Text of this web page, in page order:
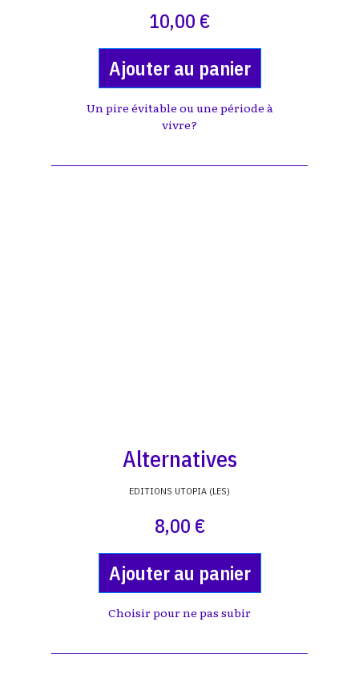
10,00 €
Ajouter au panier
Un pire évitable ou une période à
vivre?
Alternatives
EDITIONS UTOPIA (LES)
8,00 €
Ajouter au panier
Choisir pour ne pas subir